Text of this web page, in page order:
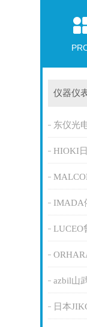
仪器仪
东仪光
HIOKI
IMADA
LUCEO
azbil山
日本